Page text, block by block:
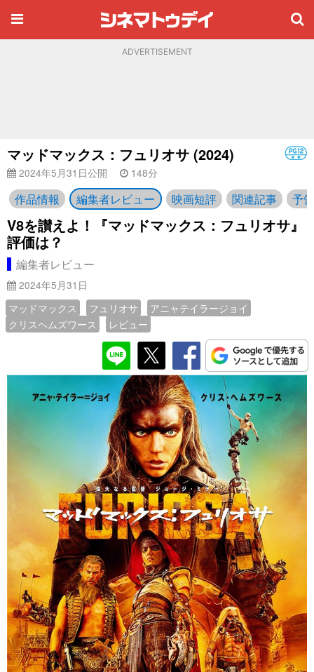
ADVERTISEMENT
マッドマックス：フュリオサ (2024)
2024年5月31日公開 148分
作品情報 編集者レビュー 映画短評 関連記事 予
V8を讃えよ！『マッドマックス：フュリオサ』
評価は？
編集者レビュー
2024年5月31日
マッドマックス
フュリオサ
アニャテイラージョイ
クリスヘムズワース
レビュー